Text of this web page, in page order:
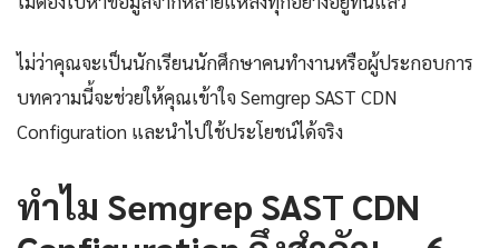
ไม่ว่าคุณจะเป็นนักเรียนนักศึกษาคนทำงานหรือผู้ประกอบการ
บทความนี้จะช่วยให้คุณเข้าใจ Semgrep SAST CDN
Configuration และนำไปใช้ประโยชน์ได้จริง
ทำไม Semgrep SAST CDN